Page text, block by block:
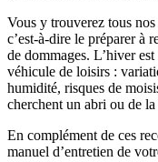
Vous y trouverez tous
c’est‑à‑dire le préparer à
de dommages. L’hiver
véhicule de loisirs :
humidité, risques de
cherchent un abri ou de
En complément de ces
manuel d’entretien de